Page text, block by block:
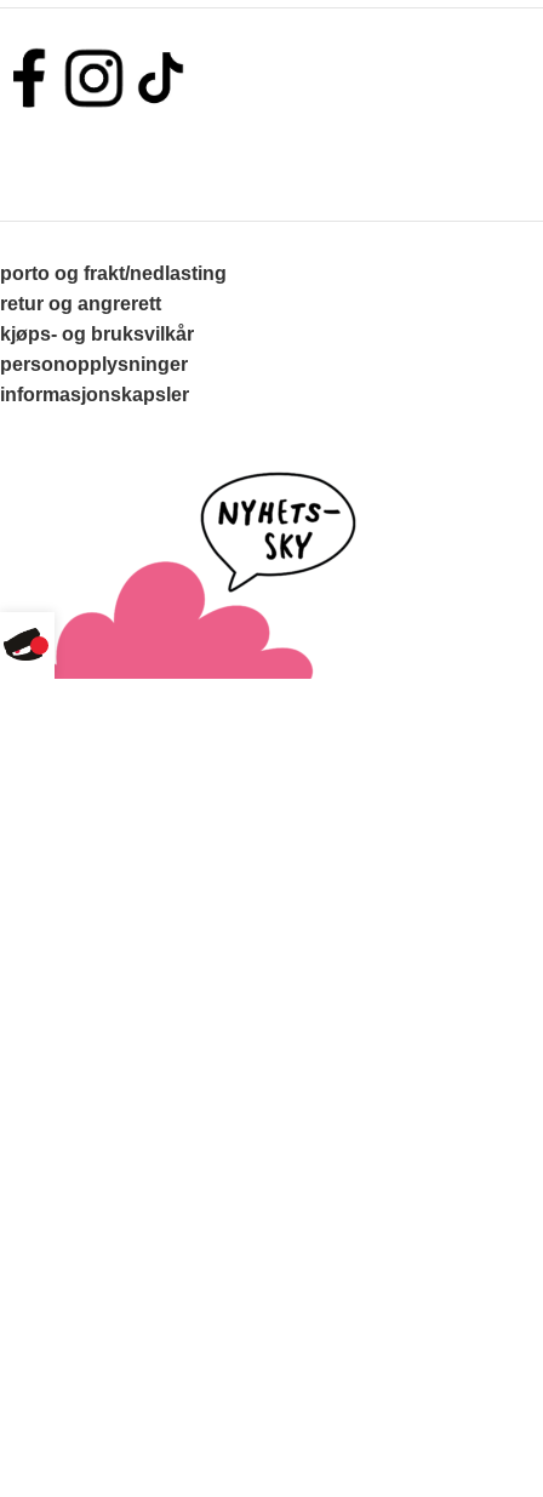
porto og frakt/nedlasting
retur og angrerett
kjøps- og bruksvilkår
personopplysninger
informasjonskapsler